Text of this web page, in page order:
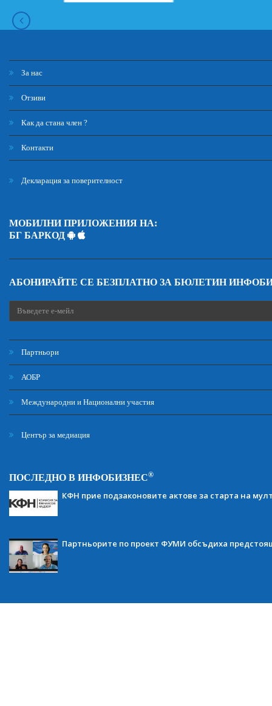
За нас
Отзиви
Как да стана член ?
Контакти
Декларация за поверителност
МОБИЛНИ ПРИЛОЖЕНИЯ НА:
БГ БАРКОД
АБОНИРАЙТЕ СЕ БЕЗПЛАТНО ЗА БЮЛЕТИН
Партньори
АОБР
Международни и Национални участия
Център за медиация
ПОСЛЕДНО В ИНФОБИЗНЕС®
КФН прие подзаконовите актове за старта на
Партньорите по проект ФУМИ обсъдиха